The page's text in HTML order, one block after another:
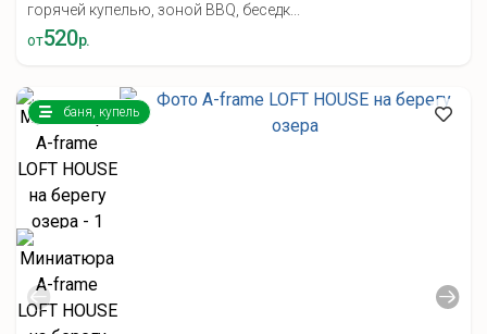
горячей купелью, зоной BBQ, беседк...
от520р.
баня, купель